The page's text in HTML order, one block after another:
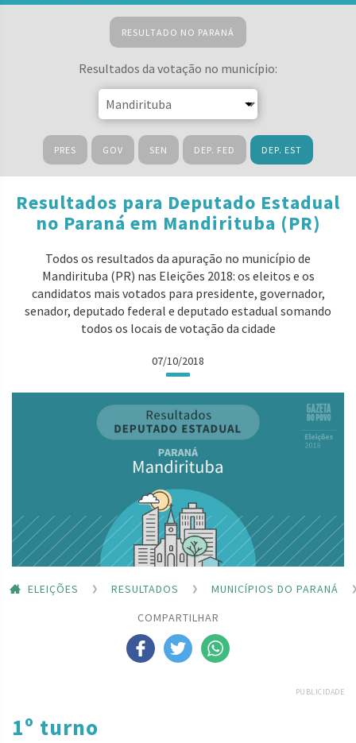
RESULTADO NO PARANÁ
Resultados da votação no município:
PRES GOV SEN DEP. FED DEP. EST
Resultados para Deputado Estadual
no Paraná em Mandirituba (PR)
Todos os resultados da apuração no município de
Mandirituba (PR) nas Eleições 2018: os eleitos e os
candidatos mais votados para presidente, governador,
senador, deputado federal e deputado estadual somando
todos os locais de votação da cidade
07/10/2018
ELEIÇÕES RESULTADOS
MUNICÍPIOS DO PARANÁ
COMPARTILHAR
PUBLICIDADE
1º turno